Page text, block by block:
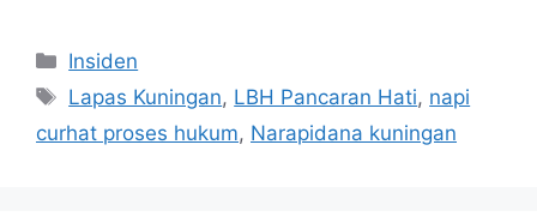
Kategori
Insiden
Tag
Lapas Kuningan, LBH Pancaran Hati, napi
curhat proses hukum, Narapidana kuningan